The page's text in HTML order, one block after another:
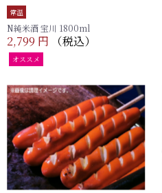
常温
N純米酒 宝川 1800ml
2,799 円 （税込）
オススメ